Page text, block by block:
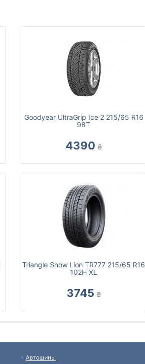
Goodyear UltraGrip Ice 2 215/65 R16
98T
4390 ₴
Triangle Snow Lion TR777 215/65 R16
102H XL
3745 ₴
Автошины